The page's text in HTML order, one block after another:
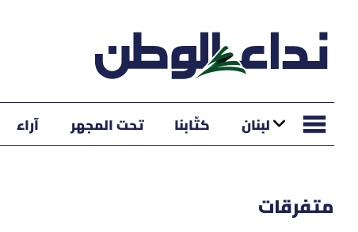
لبنان كتّابنا تحت المجهر آراء
متفرقات